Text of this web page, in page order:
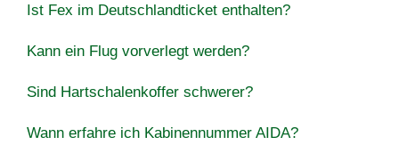
Ist Fex im Deutschlandticket enthalten?
Kann ein Flug vorverlegt werden?
Sind Hartschalenkoffer schwerer?
Wann erfahre ich Kabinennummer AIDA?